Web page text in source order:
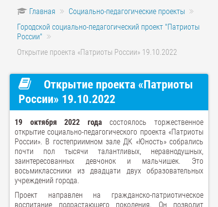
Главная
Социально-педагогические проекты
Городской социально-педагогический проект "Патриоты
России"
Открытие проекта «Патриоты России» 19.10.2022
Открытие проекта «Патриоты
России» 19.10.2022
19 октября 2022 года состоялось торжественное
открытие социально-педагогического проекта «Патриоты
России». В гостеприимном зале ДК «Юность» собрались
почти пол тысячи талантливых, неравнодушных,
заинтересованных девчонок и мальчишек. Это
восьмиклассники из двадцати двух образовательных
учреждений города.
Проект направлен на гражданско-патриотическое
воспитание подрастающего поколения. Он позволит